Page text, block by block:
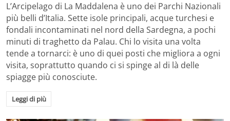
L’Arcipelago di La Maddalena è uno dei Parchi Nazionali
più belli d’Italia. Sette isole principali, acque turchesi e
fondali incontaminati nel nord della Sardegna, a pochi
minuti di traghetto da Palau. Chi lo visita una volta
tende a tornarci: è uno di quei posti che migliora a ogni
visita, soprattutto quando ci si spinge al di là delle
spiagge più conosciute.
Leggi di più